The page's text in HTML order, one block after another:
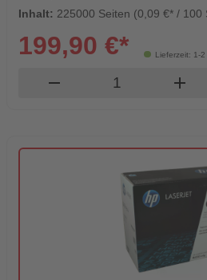
Inhalt: 225000 Seiten (0,09 €* / 100
Lieferzeit: 1-2
199,90 €*
remove Produkt add